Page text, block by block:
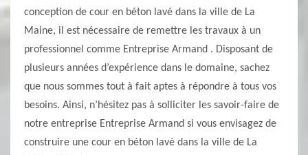
conception de cour en béton lavé dans la ville de La
Maine, il est nécessaire de remettre les travaux à un
professionnel comme Entreprise Armand . Disposant de
plusieurs années d’expérience dans le domaine, sachez
que nous sommes tout à fait aptes à répondre à tous vos
besoins. Ainsi, n’hésitez pas à solliciter les savoir-faire de
notre entreprise Entreprise Armand si vous envisagez de
construire une cour en béton lavé dans la ville de La